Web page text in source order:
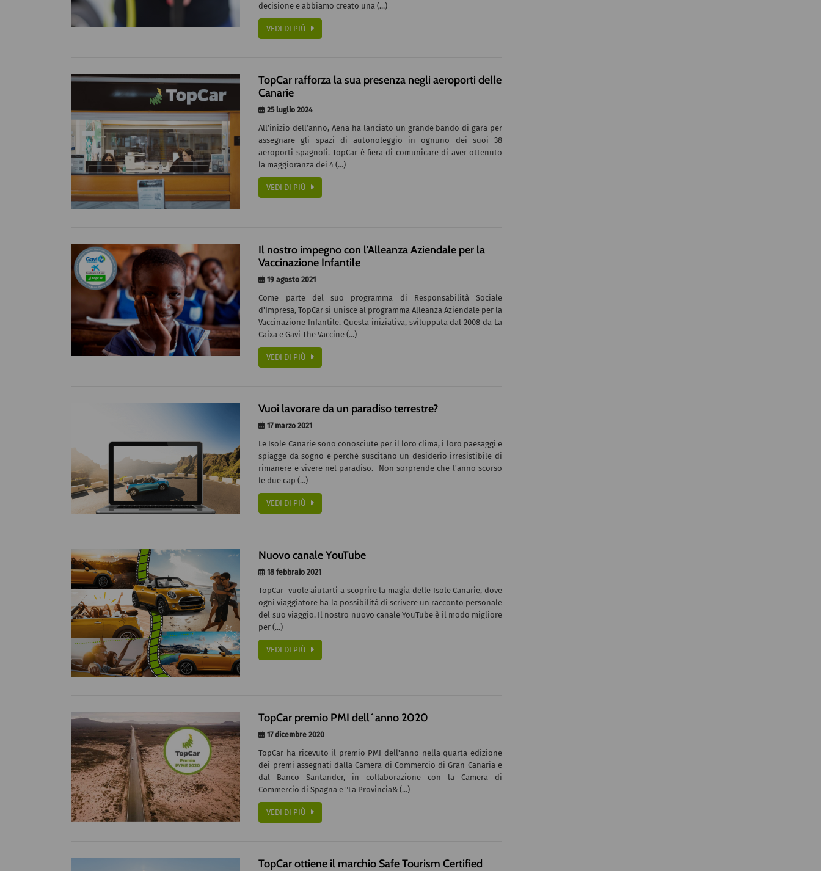
decisione e abbiamo creato una (...)
VEDI DI PIÙ
TopCar rafforza la sua presenza negli aeroporti delle
Canarie
25 luglio 2024
All’inizio dell’anno, Aena ha lanciato un grande bando di gara per
assegnare gli spazi di autonoleggio in ognuno dei suoi 38
aeroporti spagnoli. TopCar è fiera di comunicare di aver ottenuto
la maggioranza dei 4 (...)
VEDI DI PIÙ
Il nostro impegno con l'Alleanza Aziendale per la
Vaccinazione Infantile
19 agosto 2021
Come parte del suo programma di Responsabilità Sociale
d'Impresa, TopCar si unisce al programma Alleanza Aziendale per la
Vaccinazione Infantile. Questa iniziativa, sviluppata dal 2008 da La
Caixa e Gavi The Vaccine (...)
VEDI DI PIÙ
Vuoi lavorare da un paradiso terrestre?
17 marzo 2021
Le Isole Canarie sono conosciute per il loro clima, i loro paesaggi e
spiagge da sogno e perché suscitano un desiderio irresistibile di
rimanere e vivere nel paradiso. Non sorprende che l'anno scorso
le due cap (...)
VEDI DI PIÙ
Nuovo canale YouTube
18 febbraio 2021
TopCar vuole aiutarti a scoprire la magia delle Isole Canarie, dove
ogni viaggiatore ha la possibilità di scrivere un racconto personale
del suo viaggio. Il nostro nuovo canale YouTube è il modo migliore
per (...)
VEDI DI PIÙ
TopCar premio PMI dell´anno 2020
17 dicembre 2020
TopCar ha ricevuto il premio PMI dell'anno nella quarta edizione
dei premi assegnati dalla Camera di Commercio di Gran Canaria e
dal Banco Santander, in collaborazione con la Camera di
Commercio di Spagna e "La Provincia& (...)
VEDI DI PIÙ
TopCar ottiene il marchio Safe Tourism Certified